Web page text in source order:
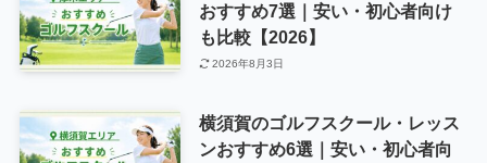
おすすめ7選｜安い・初心者向け
も比較【2026】
2026年8月3日
横須賀のゴルフスクール・レッス
ンおすすめ6選｜安い・初心者向